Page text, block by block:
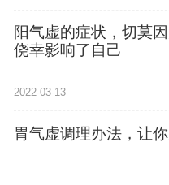
阳气虚的症状，切莫
侥幸影响了自己
2022-03-13
胃气虚调理办法，让